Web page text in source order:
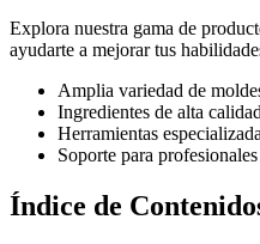
Explora nuestra gama de
ayudarte a mejorar tus
Amplia variedad de
Ingredientes de alta calidad
Herramientas
Soporte para profesionales
Índice de